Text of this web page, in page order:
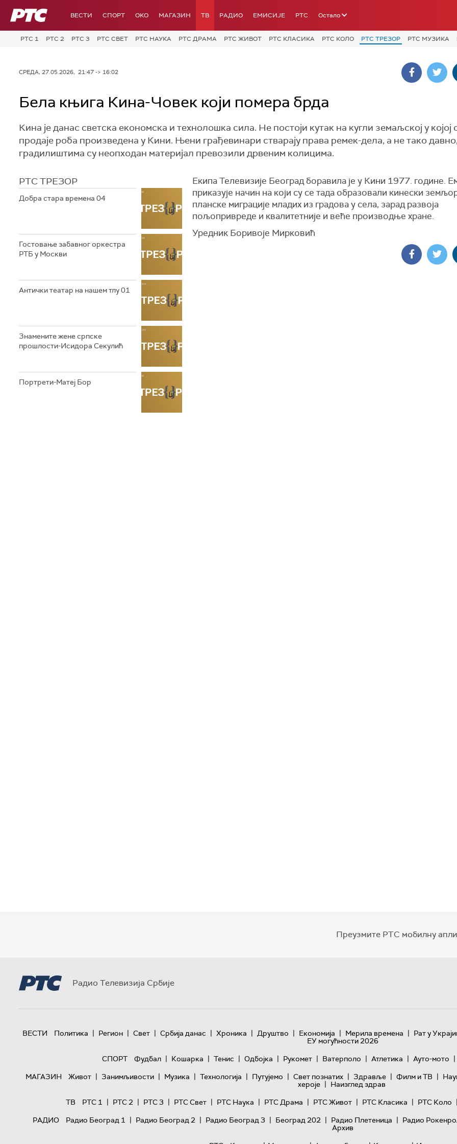
РТС ВЕСТИ СПОРТ OKO МАГАЗИН ТВ РАДИО ЕМИСИЈЕ РТС Остало
РТС 1 РТС 2 РТС 3 РТС СВЕТ РТС НАУКА РТС ДРАМА РТС ЖИВОТ РТС КЛАСИКА РТС КОЛО РТС ТРЕЗОР РТС МУЗИКА
СРЕДА, 27.05.2026, 21:47 -> 16:02
Бела књига Кина-Човек који помера брда
Кина је данас светска економска и технолошка сила. Не постоји кутак на кугли земаљској у којој
продаје роба произведена у Кини. Њени грађевинари стварају права ремек-дела, а не тако
градилиштима су неопходан материјал превозили дрвеним колицима.
РТС ТРЕЗОР
Добра стара времена 04
Гостовање забавног оркестра
РТБ у Москви
Антички театар на нашем тлу 01
Знамените жене српске
прошлости-Исидора Секулић
Портрети-Матеј Бор
Екипа Телевизије Београд боравила је у Кини 1977. године.
приказује начин на који су се тада образовали кинески
планске миграције младих из градова у села, зарад развоја
пољопривреде и квалитетније и веће производње хране.
Уредник Боривоје Мирковић
Преузмите РТС мобилну
Радио Телевизија Србије
ВЕСТИ Политика | Регион | Свет | Србија данас | Хроника | Друштво | Економија | Мерила времена | Рат у
ЕУ могућности 2026
СПОРТ
Фудбал | Кошарка | Тенис | Одбојка | Рукомет | Ватерполо | Атлетика | Ауто-мото |
МАГАЗИН
Живот | Занимљивости | Музика | Технологијa | Путујемо | Свет познатих | Здравље | Филм и ТВ |
хероје | Наизглед здрав
ТВ
РТС 1 | РТС 2 | РТС 3 | РТС Свет | РТС Наука | РТС Драма | РТС Живот | РТС Класика | РТС Коло |
РАДИО
Радио Београд 1 | Радио Београд 2 | Радио Београд 3 | Београд 202 | Радио Плетеница | Радио
Архив